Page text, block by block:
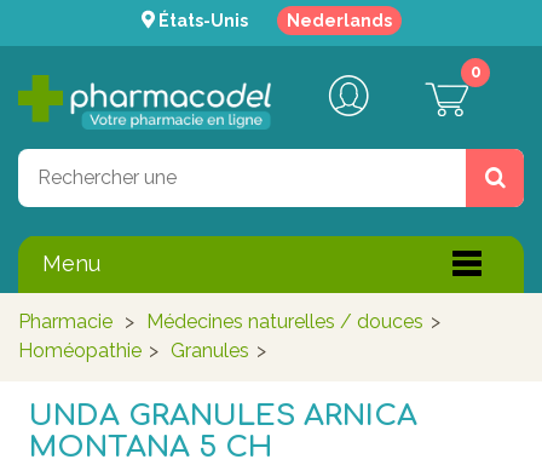
États-Unis Nederlands
0
Menu
Pharmacie > Médecines naturelles / douces >
Homéopathie > Granules >
UNDA GRANULES ARNICA
MONTANA 5 CH